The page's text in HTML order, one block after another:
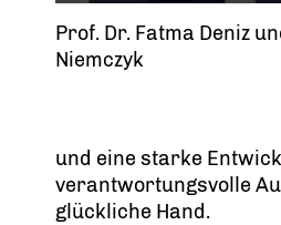
Prof. Dr. Fatma Deniz
Niemczyk
und eine starke
verantwortungsvolle
glückliche Hand.